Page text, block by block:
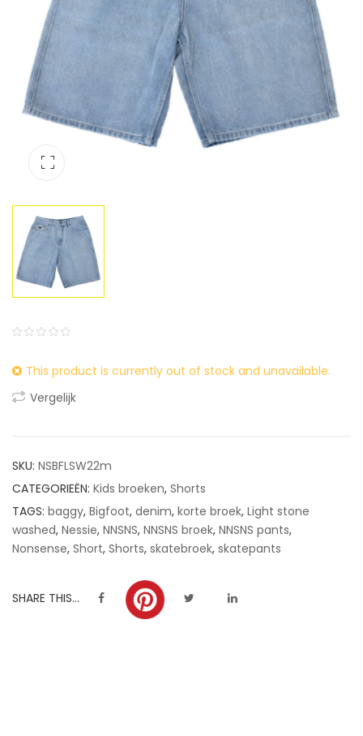
out
of
ratings
This product is currently out of stock and unavailable.
Vergelijk
SKU: NSBFLSW22m
CATEGORIEËN: Kids broeken, Shorts
TAGS: baggy, Bigfoot, denim, korte broek, Light stone
washed, Nessie, NNSNS, NNSNS broek, NNSNS pants,
Nonsense, Short, Shorts, skatebroek, skatepants
SHARE THIS...